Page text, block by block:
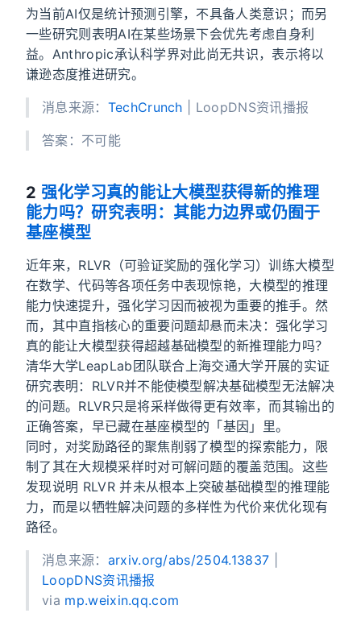
为当前AI仅是统计预测引擎，不具备人类意识；而另
一些研究则表明AI在某些场景下会优先考虑自身利
益。Anthropic承认科学界对此尚无共识，表示将以
谦逊态度推进研究。
消息来源： TechCrunch | LoopDNS资讯播报
答案：不可能
2 强化学习真的能让大模型获得新的推理
能力吗？研究表明：其能力边界或仍囿于
基座模型
近年来，RLVR（可验证奖励的强化学习）训练大模型
在数学、代码等各项任务中表现惊艳，大模型的推理
能力快速提升，强化学习因而被视为重要的推手。然
而，其中直指核心的重要问题却悬而未决：强化学习
真的能让大模型获得超越基础模型的新推理能力吗？
清华大学LeapLab团队联合上海交通大学开展的实证
研究表明：RLVR并不能使模型解决基础模型无法解决
的问题。RLVR只是将采样做得更有效率，而其输出的
正确答案，早已藏在基座模型的「基因」里。
同时，对奖励路径的聚焦削弱了模型的探索能力，限
制了其在大规模采样时对可解问题的覆盖范围。这些
发现说明 RLVR 并未从根本上突破基础模型的推理能
力，而是以牺牲解决问题的多样性为代价来优化现有
路径。
消息来源： arxiv.org/abs/2504.13837
LoopDNS资讯播报
via mp.weixin.qq.com